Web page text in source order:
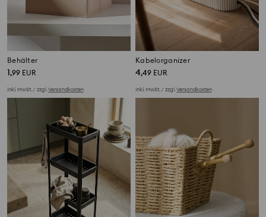
Behälter
1,99 EUR
inkl. MwSt. / zzgl.Versandkosten
Kabelorganizer
4,49 EUR
inkl. MwSt. / zzgl.Versandkosten